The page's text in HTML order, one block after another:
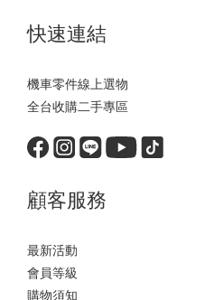
快速連結
機車零件線上選物
全台收購二手專區
顧客服務
最新活動
會員等級
購物須知